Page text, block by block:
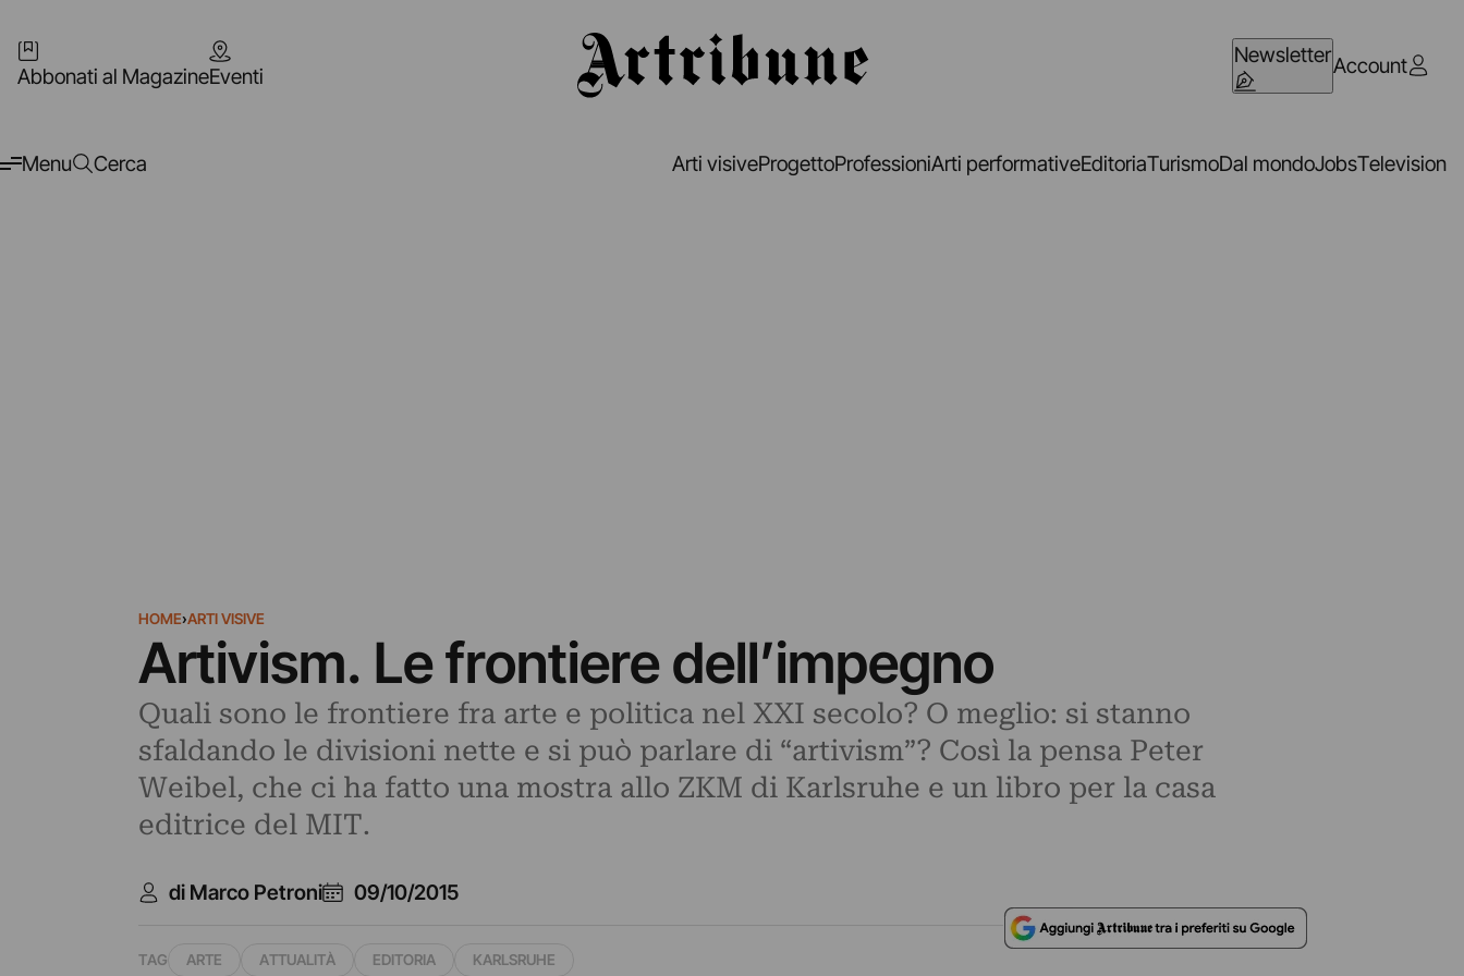
Abbonati al MagazineEventi
NewsletterAccount
Menu Cerca Arti visiveProgettoProfessioniArti performativeEditoriaTurismoDal mondoJobsTelevision
HOME›ARTI VISIVE
Artivism. Le frontiere dell’impegno
Quali sono le frontiere fra arte e politica nel XXI secolo? O meglio: si stanno
sfaldando le divisioni nette e si può parlare di “artivism”? Così la pensa Peter
Weibel, che ci ha fatto una mostra allo ZKM di Karlsruhe e un libro per la casa
editrice del MIT.
di Marco Petroni 09/10/2015
TAG ARTE ATTUALITÀ EDITORIA KARLSRUHE